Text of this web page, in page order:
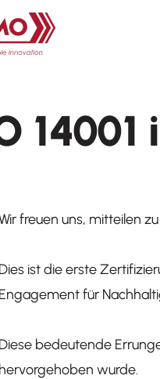
freuen uns, mitteilen
Dies ist die erste
Engagement für
Diese bedeutende
hervorgehoben wurde.